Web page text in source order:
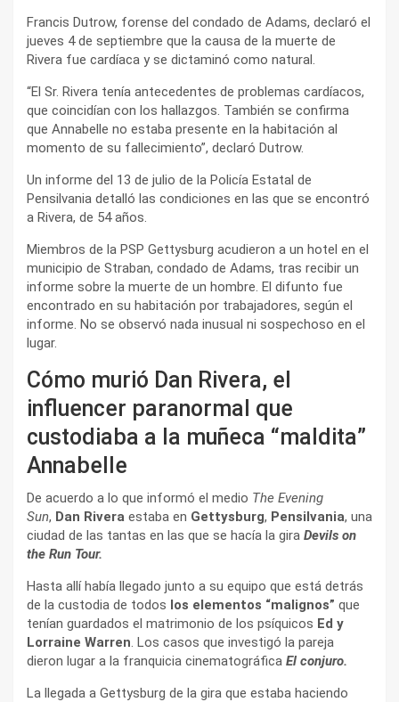
Francis Dutrow, forense del condado de Adams, declaró el
jueves 4 de septiembre que la causa de la muerte de
Rivera fue cardíaca y se dictaminó como natural.
“El Sr. Rivera tenía antecedentes de problemas cardíacos,
que coincidían con los hallazgos. También se confirma
que Annabelle no estaba presente en la habitación al
momento de su fallecimiento”, declaró Dutrow.
Un informe del 13 de julio de la Policía Estatal de
Pensilvania detalló las condiciones en las que se encontró
a Rivera, de 54 años.
Miembros de la PSP Gettysburg acudieron a un hotel en el
municipio de Straban, condado de Adams, tras recibir un
informe sobre la muerte de un hombre. El difunto fue
encontrado en su habitación por trabajadores, según el
informe. No se observó nada inusual ni sospechoso en el
lugar.
Cómo murió Dan Rivera, el
influencer paranormal que
custodiaba a la muñeca “maldita”
Annabelle
De acuerdo a lo que informó el medio The Evening
Sun, Dan Rivera estaba en Gettysburg, Pensilvania, una
ciudad de las tantas en las que se hacía la gira Devils on
the Run Tour.
Hasta allí había llegado junto a su equipo que está detrás
de la custodia de todos los elementos “malignos” que
tenían guardados el matrimonio de los psíquicos Ed y
Lorraine Warren. Los casos que investigó la pareja
dieron lugar a la franquicia cinematográfica El conjuro.
La llegada a Gettysburg de la gira que estaba haciendo